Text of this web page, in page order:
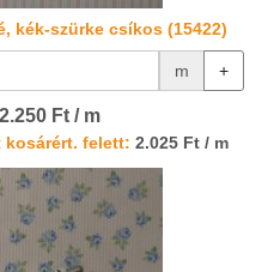
kék-szürke csíkos (15422)
m +
2.250 Ft / m
kosárért. felett: 2.025 Ft / m